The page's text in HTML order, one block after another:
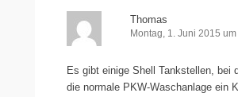
Thomas
Montag, 1. Juni 2015
Es gibt einige Shell Tankstellen, bei
die normale PKW-Waschanlage ein